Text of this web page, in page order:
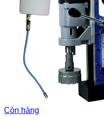
Còn hàng